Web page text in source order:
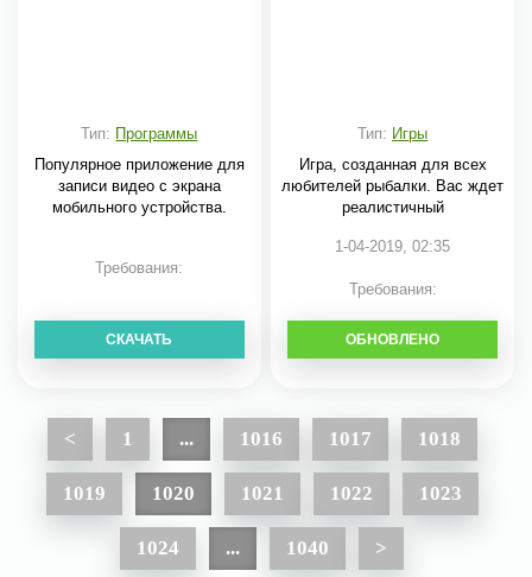
Тип: Программы
Популярное приложение для
записи видео с экрана
мобильного устройства.
Требования:
СКАЧАТЬ
Тип: Игры
Игра, созданная для всех
любителей рыбалки. Вас ждет
реалистичный
1-04-2019, 02:35
Требования:
СКАЧАТЬ
ОБНОВЛЕНО
< 1 ... 1016 1017 1018
1019 1020 1021 1022 1023
1024 ... 1040 >